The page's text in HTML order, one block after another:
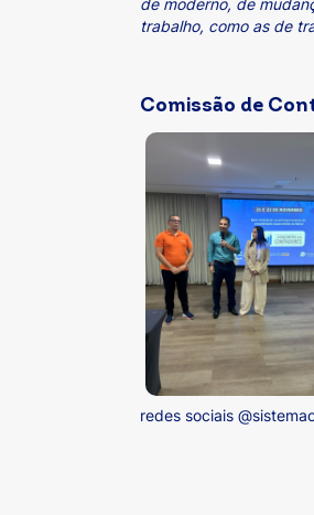
de moderno, de
trabalho, como as de
Comissão de
redes sociais